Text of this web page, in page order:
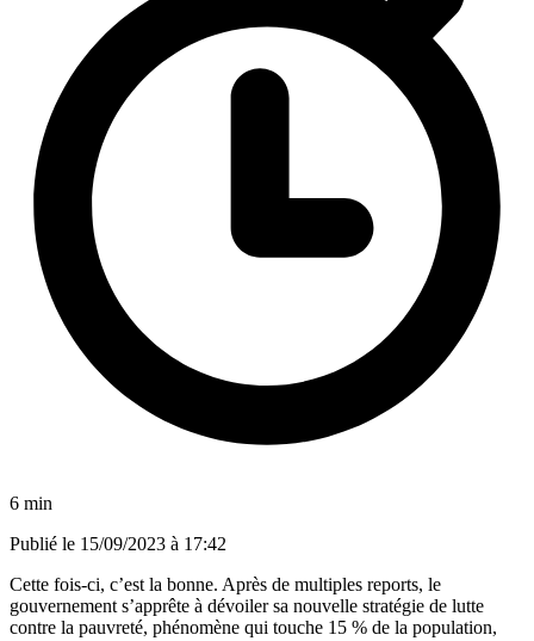
6 min
Publié le 15/09/2023 à 17:42
Cette fois-ci, c’est la bonne. Après de multiples reports, le
gouvernement s’apprête à dévoiler sa nouvelle stratégie de lutte
contre la pauvreté, phénomène qui touche 15 % de la population,